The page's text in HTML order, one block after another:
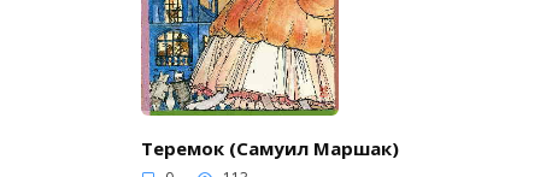
Теремок (Самуил Маршак)